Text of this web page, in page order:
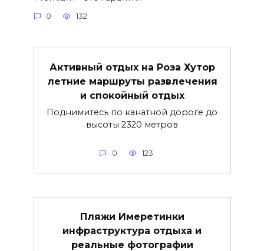
0 132
Активный отдых на Роза Хутор
летние маршруты развлечения
и спокойный отдых
Поднимитесь по канатной дороге до
высоты 2320 метров
0 123
Пляжи Имеретинки
инфраструктура отдыха и
реальные фотографии